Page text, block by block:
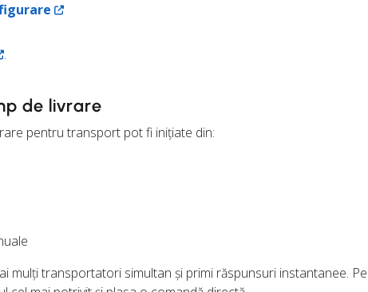
.
de livrare
pentru transport pot fi inițiate din:
mulți transportatori simultan și primi răspunsuri instantanee.